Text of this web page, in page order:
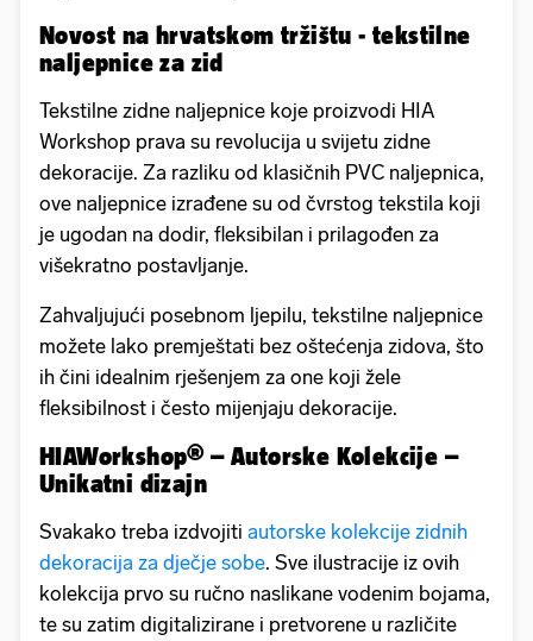
Novost na hrvatskom tržištu - tekstilne
naljepnice za zid
Tekstilne zidne naljepnice koje proizvodi HIA
Workshop prava su revolucija u svijetu zidne
dekoracije. Za razliku od klasičnih PVC naljepnica,
ove naljepnice izrađene su od čvrstog tekstila koji
je ugodan na dodir, fleksibilan i prilagođen za
višekratno postavljanje.
Zahvaljujući posebnom ljepilu, tekstilne naljepnice
možete lako premještati bez oštećenja zidova, što
ih čini idealnim rješenjem za one koji žele
fleksibilnost i često mijenjaju dekoracije.
HIAWorkshop® – Autorske Kolekcije –
Unikatni dizajn
Svakako treba izdvojiti autorske kolekcije zidnih
dekoracija za dječje sobe. Sve ilustracije iz ovih
kolekcija prvo su ručno naslikane vodenim bojama,
te su zatim digitalizirane i pretvorene u različite